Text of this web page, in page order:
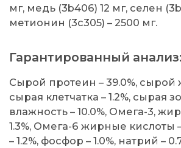
мг, медь (3b406) 12 мг, селен
метионин (3c305) – 2500 мг.
Гарантированный анализ:
Сырой протеин – 39.0%, сырой
сырая клетчатка – 1.2%, сырая
влажность – 10.0%, Омега-3,
1.3%, Омега-6 жирные кислоты
– 1.2%, фосфор – 1.0%, натрий –